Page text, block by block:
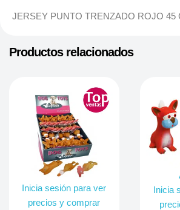
JERSEY PUNTO TRENZADO ROJO 45
Productos relacionados
Inicia sesión para ver
precios y comprar
Inicia